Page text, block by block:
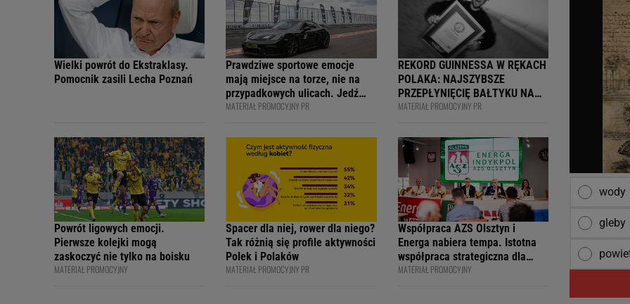
Wielki powrót do Ekstraklasy.
Pomocnik zasili Lecha Poznań
Prawdziwe sportowe emocje
mają miejsce na torze, nie na
przypadkowych ulicach. Jedź
bezpiecznie - apelują
internetowi twórcy na 4F Racing
Academy
MATERIAŁ PROMOCYJNY PR
REKORD GUINNESSA W RĘKACH
POLAKA: NAJSZYBSZE
PRZEPŁYNIĘCIĘ BAŁTYKU NA
DESCE WINDSURFINGOWEJ -
KSIĘGI
MATERIAŁ PROMOCYJNY PR
Powrót ligowych emocji.
Pierwsze kolejki mogą
zaskoczyć nie tylko na boisku
MATERIAŁ PROMOCYJNY
Spacer dla niej, rower dla niego?
Tak różnią się profile aktywności
Polek i Polaków
MATERIAŁ PROMOCYJNY PR
Współpraca AZS Olsztyn i
Energa nabiera tempa. Istotna
współpraca strategiczna dla
siatkarskiego klubu i marki
MATERIAŁ PROMOCYJNY
wody
gleby